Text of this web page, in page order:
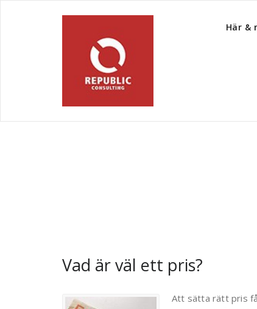
Här &
Vad är väl ett pris?
Att sätta rätt pris